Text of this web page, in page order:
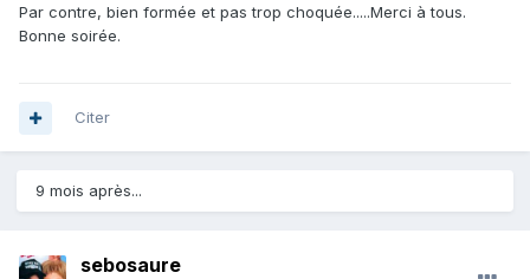
Par contre, bien formée et pas trop choquée.....Merci à tous.
Bonne soirée.
Citer
9 mois après...
sebosaure